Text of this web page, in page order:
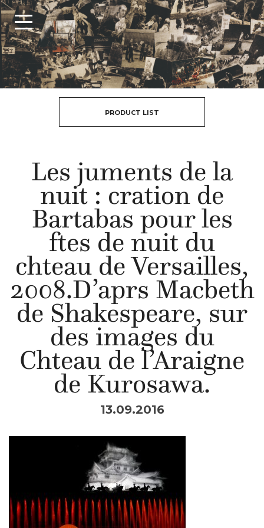
PRODUCT LIST
Les juments de la
nuit : cration de
Bartabas pour les
ftes de nuit du
chteau de Versailles,
2008.D’aprs Macbeth
de Shakespeare, sur
des images du
Chteau de l’Araigne
de Kurosawa.
13.09.2016